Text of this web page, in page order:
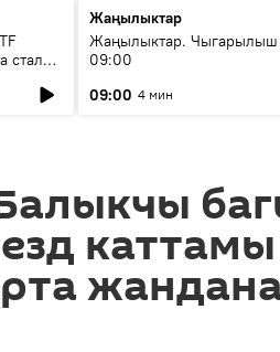
стала
Жаңылыктар
Жаңылыктар. Чыгарылыш
09:00
09:00 4 мин